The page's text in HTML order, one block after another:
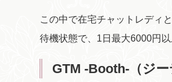
この中で在宅チャットレディ
待機状態で、1日最大6000円
GTM -Booth-（ジー